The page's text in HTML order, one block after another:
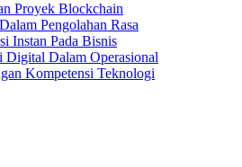
Proyek Blockchain
Pengolahan Rasa
Instan Pada Bisnis
Digital Dalam Operasional
Kompetensi Teknologi